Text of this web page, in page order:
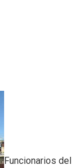
Funcionarios del